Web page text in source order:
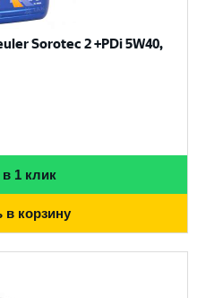
Sorotec 2 +PDi 5W40,
1 клик
в корзину